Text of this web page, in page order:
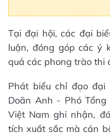
Tại đại hội, các đại
luận, đóng góp các ý
quả các phong trào thi
Phát biểu chỉ đạo đại
Doãn Anh - Phó
Việt Nam ghi nhận,
tích xuất sắc mà cán